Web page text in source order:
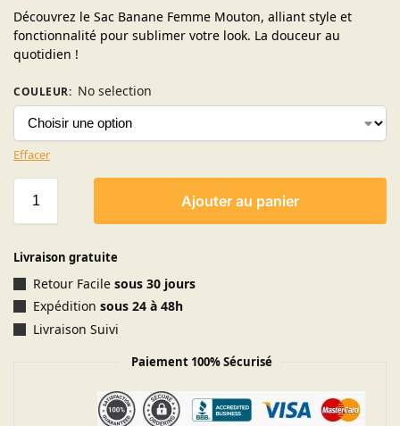
Découvrez le Sac Banane Femme Mouton, alliant style et
fonctionnalité pour sublimer votre look. La douceur au
quotidien !
COULEUR: No selection
Effacer
Ajouter au panier
Livraison gratuite
Retour Facile sous 30 jours
Expédition sous 24 à 48h
Livraison Suivi
Paiement 100% Sécurisé